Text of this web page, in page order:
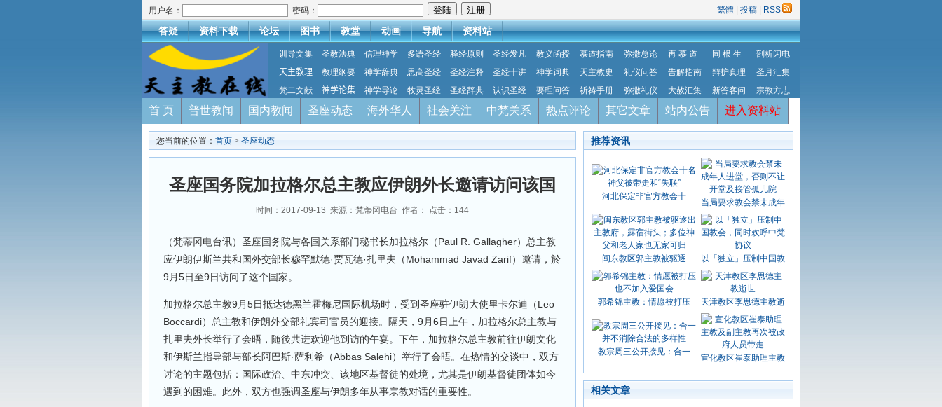
用户名： 密码： 繁體 投稿 RSS
答疑 资料下载 论坛 图书 教堂 动画 导航 资料站
训导文集 圣教法典 信理神学 多语圣经 释经原则 圣经发凡 教义函授 慕道指南 弥撒总论 再 慕 道 同 根 生
剖析闪电
天主教理
教理纲要 神学辞典 思高圣经 圣经注释 圣经十讲 神学词典 天主教史 礼仪问答 告解指南 辩护真理
圣月汇集
梵二文献
神学论集 神学导论 牧灵圣经 圣经辞典 认识圣经 要理问答 祈祷手册 弥撒礼仪 大赦汇集 新答客问 宗教方志
首 页 普世教闻 国内教闻 圣座动态 海外华人 社会关注 中梵关系 热点评论 其它文章 站内公告 进入资料站
您当前的位置： 首页 > 圣座动态
圣座国务院加拉格尔总主教应伊朗外长邀请访问该国
时间：2017-09-13 来源：梵蒂冈电台 作者： 点击： 144
（梵蒂冈电台讯）圣座国务院与各国关系部门秘书长加拉格尔（Paul R. Gallagher）总主教
应伊朗伊斯兰共和国外交部长穆罕默德·贾瓦德·扎里夫（Mohammad Javad Zarif）邀请，於
9月5日至9日访问了这个国家。
加拉格尔总主教9月5日抵达德黑兰霍梅尼国际机场时，受到圣座驻伊朗大使里卡尔迪（Leo
Boccardi）总主教和伊朗外交部礼宾司官员的迎接。隔天，9月6日上午，加拉格尔总主教与
扎里夫外长举行了会晤，随後共进欢迎他到访的午宴。下午，加拉格尔总主教前往伊朗文化
和伊斯兰指导部与部长阿巴斯·萨利希（Abbas Salehi）举行了会晤。在热情的交谈中，双方
讨论的主题包括：国际政治、中东冲突、该地区基督徒的处境，尤其是伊朗基督徒团体如今
遇到的困难。此外，双方也强调圣座与伊朗多年从事宗教对话的重要性。
推荐资讯
河北保定非官方教会十
当局要求教会禁未成年
闽东教区郭主教被驱逐 以「独立」压制中国教
郭希锦主教：情愿被打压 天津教区李思德主教逝
教宗周三公开接见：合一
宣化教区崔泰助理主教
相关文章